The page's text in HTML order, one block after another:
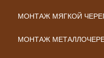
МОНТАЖ МЯГКОЙ
МОНТАЖ